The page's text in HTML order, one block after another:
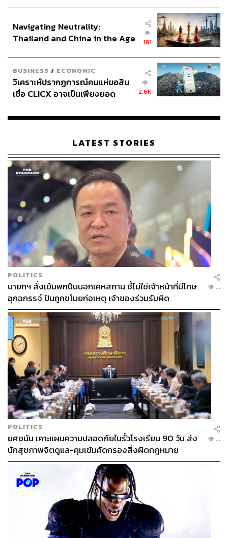
Navigating Neutrality:
Thailand and China in the Age
181
BUSINESS / ECONOMIC
วิเคราะห์ปรากฏการณ์คนแห่ขอสิน
เชื่อ CLICX อาจเป็นเพียงยอด
เรือนไทยที่ถูกซุกไว้
2.6K
LATEST STORIES
POLITICS
นายกฯ สั่งเข้มพกปืนนอกเคหสถาน ชี้ไม่ใช่เจ้าหน้าที่มีโทษ
อุกฉกรรจ์ ปืนถูกขโมยก่อเหตุ เจ้าของร่วมรับผิด
...
POLITICS
ยศชนัน เคาะแผนความปลอดภัยในรั้วโรงเรียน 90 วัน ส่ง
นักสุขภาพจิตดูแล-คุมเข้มคัดกรองสิ่งผิดกฎหมาย
...